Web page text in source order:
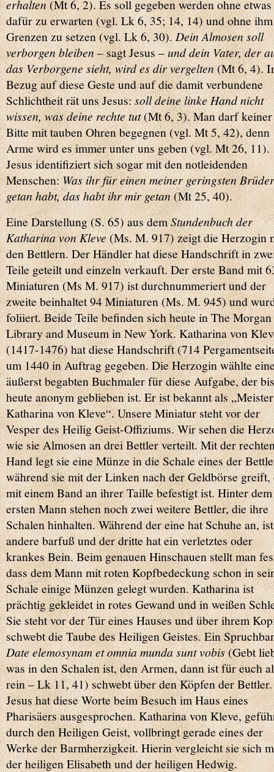
erhalten(Mt 6, 2). Es soll gegeben werden ohne etwas
dafür zu erwarten (vgl. Lk 6, 35; 14, 14) und ohne ihm
Grenzen zu setzen (vgl. Lk 6, 30).Dein Almosen soll
verborgen bleiben– sagt Jesus –und dein Vater, der
das Verborgene sieht, wird es dir vergelten(Mt 6, 4).
Bezug auf diese Geste und auf die damit verbundene
Schlichtheit rät uns Jesus:soll deine linke Hand nicht
wissen, was deine rechte tut(Mt 6, 3). Man darf keiner
Bitte mit tauben Ohren begegnen (vgl. Mt 5, 42), denn
Arme wird es immer unter uns geben (vgl. Mt 26, 11).
Jesus identifiziert sich sogar mit den notleidenden
Menschen:Was ihr für einen meiner geringsten Brüder
getan habt, das habt ihr mir getan(Mt 25, 40).
Eine Darstellung (S. 65) aus demStundenbuch der
Katharina von Kleve(Ms. M. 917) zeigt die Herzogin
den Bettlern. Der Händler hat diese Handschrift in
Teile geteilt und einzeln verkauft. Der erste Band mit
Miniaturen (Ms M. 917) ist durchnummeriert und der
zweite beinhaltet 94 Miniaturen (Ms. M. 945) und
foliiert. Beide Teile befinden sich heute in The Morgan
Library and Museum in New York. Katharina von
(1417-1476) hat diese Handschrift (714
um 1440 in Auftrag gegeben. Die Herzogin wählte
äußerst begabten Buchmaler für diese Aufgabe, der bis
heute anonym geblieben ist. Er ist bekannt als
Katharina von Kleve“. Unsere Miniatur steht vor der
Vesper des Heilig Geist-Offiziums. Wir sehen die
wie sie Almosen an drei Bettler verteilt. Mit der
Hand legt sie eine Münze in die Schale eines der
während sie mit der Linken nach der Geldbörse greift,
mit einem Band an ihrer Taille befestigt ist. Hinter dem
ersten Mann stehen noch zwei weitere Bettler, die ihre
Schalen hinhalten. Während der eine hat Schuhe an,
andere barfuß und der dritte hat ein verletztes oder
krankes Bein. Beim genauen Hinschauen stellt man
dass dem Mann mit roten Kopfbedeckung schon in
Schale einige Münzen gelegt wurden. Katharina ist
prächtig gekleidet in rotes Gewand und in weißen
Sie steht vor der Tür eines Hauses und über ihrem
schwebt die Taube des Heiligen Geistes. Ein
Date elemosynam et omnia munda sunt vobis(Gebt
was in den Schalen ist, den Armen, dann ist für euch
rein – Lk 11, 41) schwebt über den Köpfen der Bettler.
Jesus hat diese Worte beim Besuch im Haus eines
Pharisäers ausgesprochen. Katharina von Kleve,
durch den Heiligen Geist, vollbringt gerade eines der
Werke der Barmherzigkeit. Hierin vergleicht sie sich
der heiligen Elisabeth und der heiligen Hedwig.